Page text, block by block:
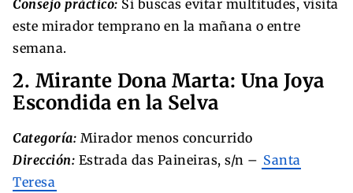
Consejo práctico: Si buscas evitar multitudes, visita
este mirador temprano en la mañana o entre
semana.
2. Mirante Dona Marta: Una Joya
Escondida en la Selva
Categoría: Mirador menos concurrido
Dirección: Estrada das Paineiras, s/n – Santa
Teresa